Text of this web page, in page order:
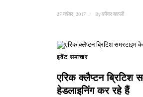
27 नवंबर, 2017 Byकॉनर बकली
इवेंट समाचार
एरिक क्लैप्टन ब्रिटिश
हेडलाइनिंग कर रहे हैं